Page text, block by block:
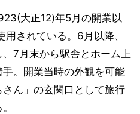
大正12)年5月の開業以
されている。6月以降、
7月末から駅舎とホーム上
。開業当時の外観を可能
ん」の玄関口として旅行